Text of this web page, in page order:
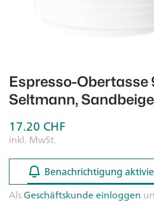
Espresso-Obertasse
Seltmann,
17.20 CHF
inkl. MwSt.
Benachrichtigung
Benachrichtigung
AlsGeschäftskunde einloggen